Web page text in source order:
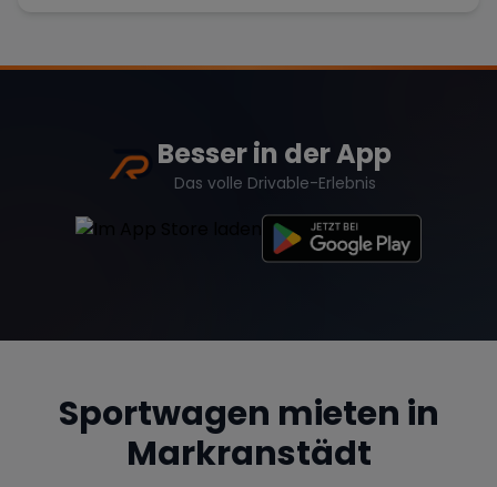
Besser in der App
Das volle Drivable-Erlebnis
Sportwagen mieten in
Markranstädt